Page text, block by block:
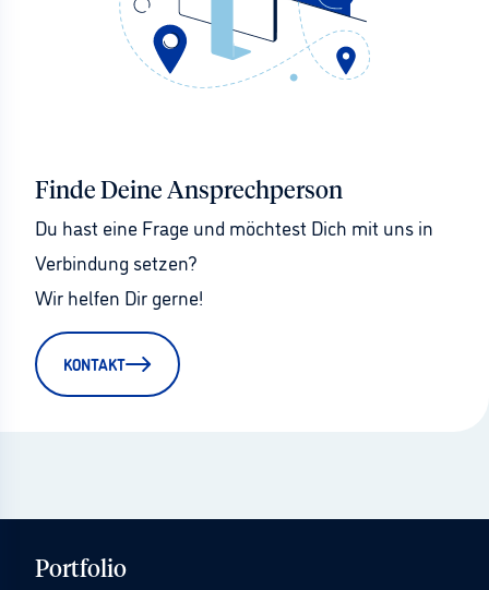
Finde Deine Ansprechperson
Du hast eine Frage und möchtest Dich mit uns in
Verbindung setzen?
Wir helfen Dir gerne!
KONTAKT
Portfolio